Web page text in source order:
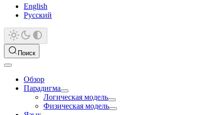
English
Русский
Поиск
Обзор
Парадигма
Логическая модель
Физическая модель